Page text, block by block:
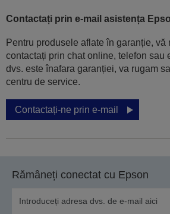
Contactați prin e-mail asistența
Pentru produsele aflate în garanție, vă
contactați prin chat online, telefon sau
dvs. este înafara garanției, va rugam
centru de service.
Contactați-ne prin e-mail
Rămâneți conectat cu Epson